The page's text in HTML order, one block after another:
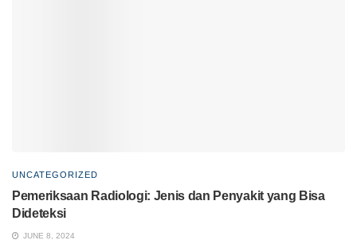
UNCATEGORIZED
Pemeriksaan Radiologi: Jenis dan Penyakit yang Bisa
Dideteksi
JUNE 8, 2024